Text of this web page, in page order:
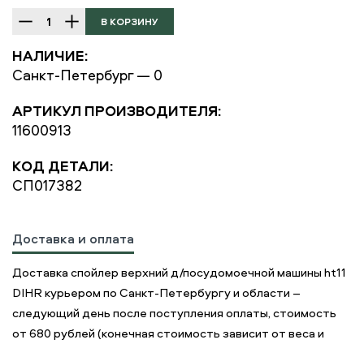
НАЛИЧИЕ:
Санкт-Петербург — 0
АРТИКУЛ ПРОИЗВОДИТЕЛЯ:
11600913
КОД ДЕТАЛИ:
СП017382
Доставка и оплата
Доставка спойлер верхний д/посудомоечной машины ht11
DIHR курьером по Санкт-Петербургу и области –
следующий день после поступления оплаты, стоимость
от 680 рублей (конечная стоимость зависит от веса и